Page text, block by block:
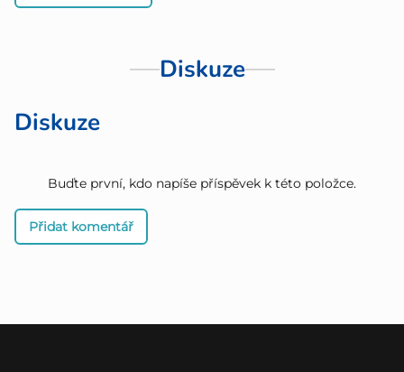
Diskuze
Diskuze
Buďte první, kdo napíše příspěvek k této položce.
Přidat komentář